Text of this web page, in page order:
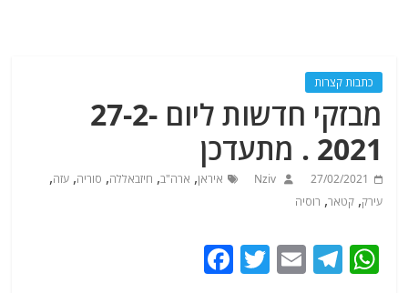
כתבות קצרות
מבזקי חדשות ליום 27-2-
2021 . מתעדכן
27/02/2021
Nziv איראן, ארה"ב, חיזבאללה, סוריה,עזה,
עירק,קטאר, רוסיה
W
T
E
T